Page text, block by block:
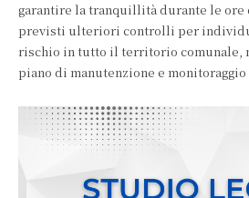
garantire la tranquillità durante le ore
previsti ulteriori controlli per
rischio in tutto il territorio comunale,
piano di manutenzione e